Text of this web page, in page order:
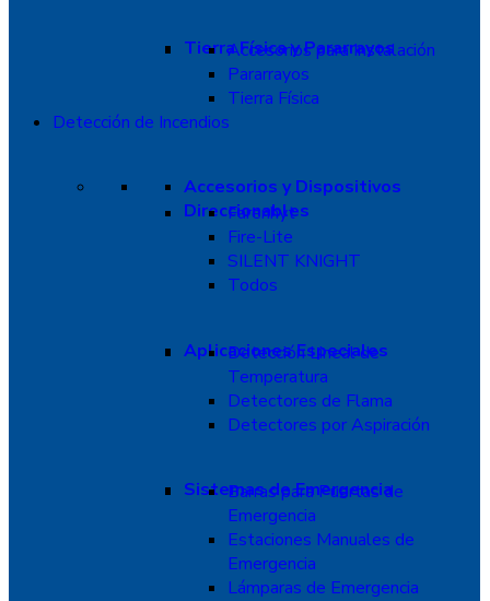
Tierra Física y Pararrayos
Accesorios para Instalación
Pararrayos
Tierra Física
Detección de Incendios
Accesorios y Dispositivos
Direccionables
Farenhyt
Fire-Lite
SILENT KNIGHT
Todos
Aplicaciones Especiales
Detección Lineal de
Temperatura
Detectores de Flama
Detectores por Aspiración
Sistemas de Emergencia
Barras para Puertas de
Emergencia
Estaciones Manuales de
Emergencia
Lámparas de Emergencia